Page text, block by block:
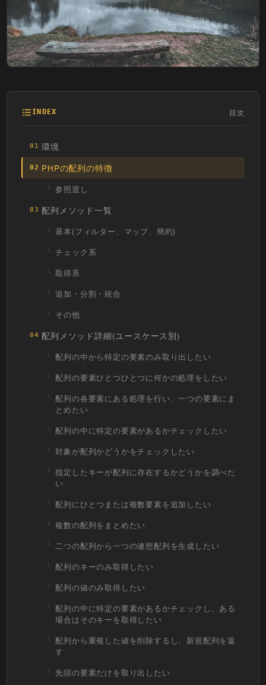
INDEX 目次
01 環境
02 PHPの配列の特徴
参照渡し
03 配列メソッド一覧
基本(フィルター、マップ、簡約)
チェック系
取得系
追加・分割・統合
その他
04 配列メソッド詳細(ユースケース別)
配列の中から特定の要素のみ取り出したい
配列の要素ひとつひとつに何かの処理をしたい
配列の各要素にある処理を行い、一つの要素にま
とめたい
配列の中に特定の要素があるかチェックしたい
対象が配列かどうかをチェックしたい
指定したキーが配列に存在するかどうかを調べた
い
配列にひとつまたは複数要素を追加したい
複数の配列をまとめたい
二つの配列から一つの連想配列を生成したい
配列のキーのみ取得したい
配列の値のみ取得したい
配列の中に特定の要素があるかチェックし、ある
場合はそのキーを取得したい
配列から重複した値を削除するし、新規配列を返
す
先頭の要素だけを取り出したい